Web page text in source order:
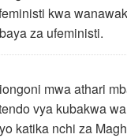
kwa
za ufeministi.
mwa athari
vya kubakwa
katika nchi za